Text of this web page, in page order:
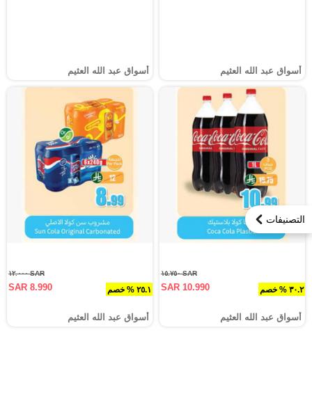
التصنيفات
أسواق عبد الله العثيم أسواق عبد الله العثيم
٣٠.٢ % خصم
SAR ١٥.٧٥٠
SAR 10.990
أسواق عبد الله العثيم
٢٥.١ % خصم
SAR ١٢.٠٠٠
SAR 8.990
أسواق عبد الله العثيم